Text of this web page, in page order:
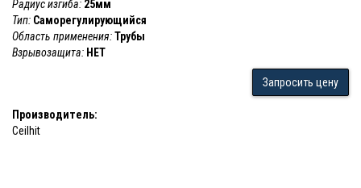
Радиус изгиба: 25мм
Тип: Саморегулирующийся
Область применения:Трубы
Взрывозащита: НЕТ
Запросить цену
Производитель:
Ceilhit